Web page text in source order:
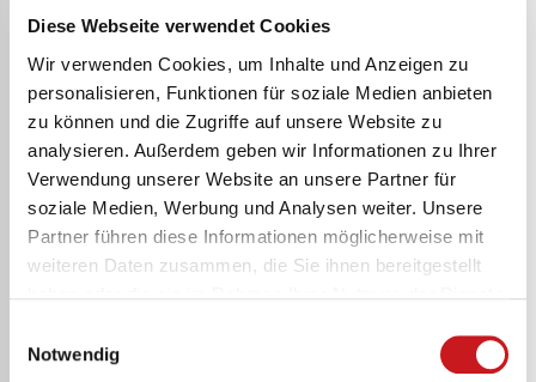
Diese Webseite verwendet Cookies
Wir verwenden Cookies, um Inhalte und Anzeigen zu
personalisieren, Funktionen für soziale Medien anbieten
zu können und die Zugriffe auf unsere Website zu
analysieren. Außerdem geben wir Informationen zu Ihrer
Verwendung unserer Website an unsere Partner für
soziale Medien, Werbung und Analysen weiter. Unsere
Partner führen diese Informationen möglicherweise mit
weiteren Daten zusammen, die Sie ihnen bereitgestellt
Datenschutzhinweisen
mehr darüber, wer wir sind, wie
Notwendig
Lehrerkalender
2026/2027 „Bloom“
Termin- &
Unterrichtsplaner |
A4, Papier
Lehrerkalender
2026/2027 „Bloom“
Termin- &
Unterrichtsplaner |
A5, Papier
| A4+, Kunststoff,
& Unterrichtsplaner |